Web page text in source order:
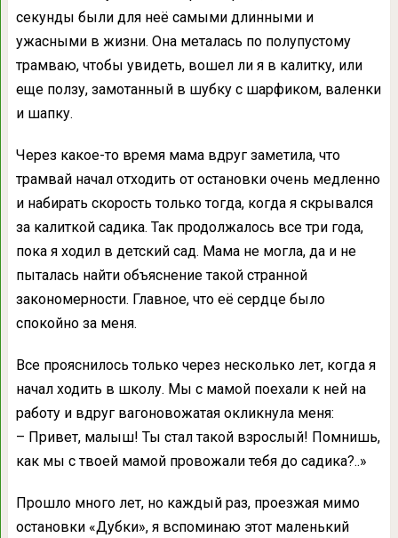
секунды были для неё самыми длинными и
ужасными в жизни. Она металась по полупустому
трамваю, чтобы увидеть, вошел ли я в калитку, или
еще ползу, замотанный в шубку с шарфиком, валенки
и шапку.
Через какое-то время мама вдруг заметила, что
трамвай начал отходить от остановки очень медленно
и набирать скорость только тогда, когда я скрывался
за калиткой садика. Так продолжалось все три года,
пока я ходил в детский сад. Мама не могла, да и не
пыталась найти объяснение такой странной
закономерности. Главное, что её сердце было
спокойно за меня.
Все прояснилось только через несколько лет, когда я
начал ходить в школу. Мы с мамой поехали к ней на
работу и вдруг вагоновожатая окликнула меня:
– Привет, малыш! Ты стал такой взрослый! Помнишь,
как мы с твоей мамой провожали тебя до садика?..»
Прошло много лет, но каждый раз, проезжая мимо
остановки «Дубки», я вспоминаю этот маленький